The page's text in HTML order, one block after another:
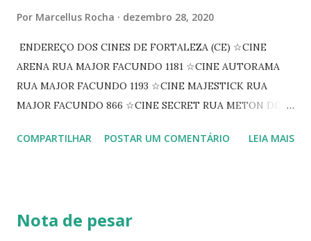
Por Marcellus Rocha dezembro 28, 2020
ENDEREÇO DOS CINES DE FORTALEZA (CE) ☆CINE
ARENA RUA MAJOR FACUNDO 1181 ☆CINE AUTORAMA
RUA MAJOR FACUNDO 1193 ☆CINE MAJESTICK RUA
MAJOR FACUNDO 866 ☆CINE SECRET RUA METON DE
PEIXOTO 1307 ☆CINE IRIS RUA FLORIANO PEIXOTO 1206
☆CINE VIP CLUBE RUA 24 DE MAIO 825 ☆CINE ECLIPSE
COMPARTILHAR POSTAR UM COMENTÁRIO LEIA MAIS
Nota de pesar